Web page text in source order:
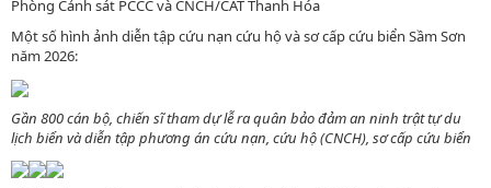
Phòng Cảnh sát PCCC và CNCH/CAT Thanh Hóa
Một số hình ảnh diễn tập cứu nạn cứu hộ và sơ cấp cứu biển Sầm Sơn
năm 2026:
Gần 800 cán bộ, chiến sĩ tham dự lễ ra quân bảo đảm an ninh trật tự du
lịch biển và diễn tập phương án cứu nạn, cứu hộ (CNCH), sơ cấp cứu biển